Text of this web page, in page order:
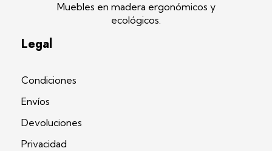
Muebles en madera ergonómicos y
ecológicos.
Legal
Condiciones
Envíos
Devoluciones
Privacidad